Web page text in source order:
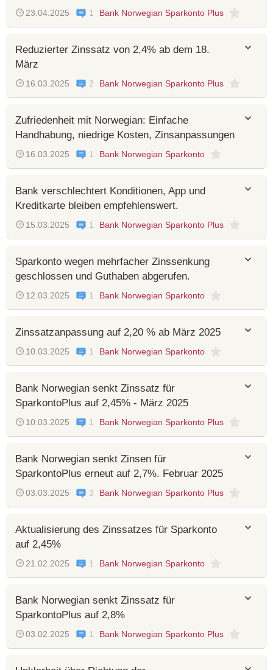
23.04.2025 1 Bank Norwegian Sparkonto Plus
Reduzierter Zinssatz von 2,4% ab dem 18.
März
16.03.2025 2 Bank Norwegian Sparkonto Plus
Zufriedenheit mit Norwegian: Einfache
Handhabung, niedrige Kosten, Zinsanpassungen
16.03.2025 1 Bank Norwegian Sparkonto
Bank verschlechtert Konditionen, App und
Kreditkarte bleiben empfehlenswert.
15.03.2025 1 Bank Norwegian Sparkonto Plus
Sparkonto wegen mehrfacher Zinssenkung
geschlossen und Guthaben abgerufen.
12.03.2025 1 Bank Norwegian Sparkonto
Zinssatzanpassung auf 2,20 % ab März 2025
10.03.2025 1 Bank Norwegian Sparkonto
Bank Norwegian senkt Zinssatz für
SparkontoPlus auf 2,45% - März 2025
10.03.2025 1 Bank Norwegian Sparkonto Plus
Bank Norwegian senkt Zinsen für
SparkontoPlus erneut auf 2,7%. Februar 2025
03.03.2025 3 Bank Norwegian Sparkonto Plus
Aktualisierung des Zinssatzes für Sparkonto
auf 2,45%
21.02.2025 1 Bank Norwegian Sparkonto
Bank Norwegian senkt Zinssatz für
SparkontoPlus auf 2,8%
03.02.2025 1 Bank Norwegian Sparkonto Plus